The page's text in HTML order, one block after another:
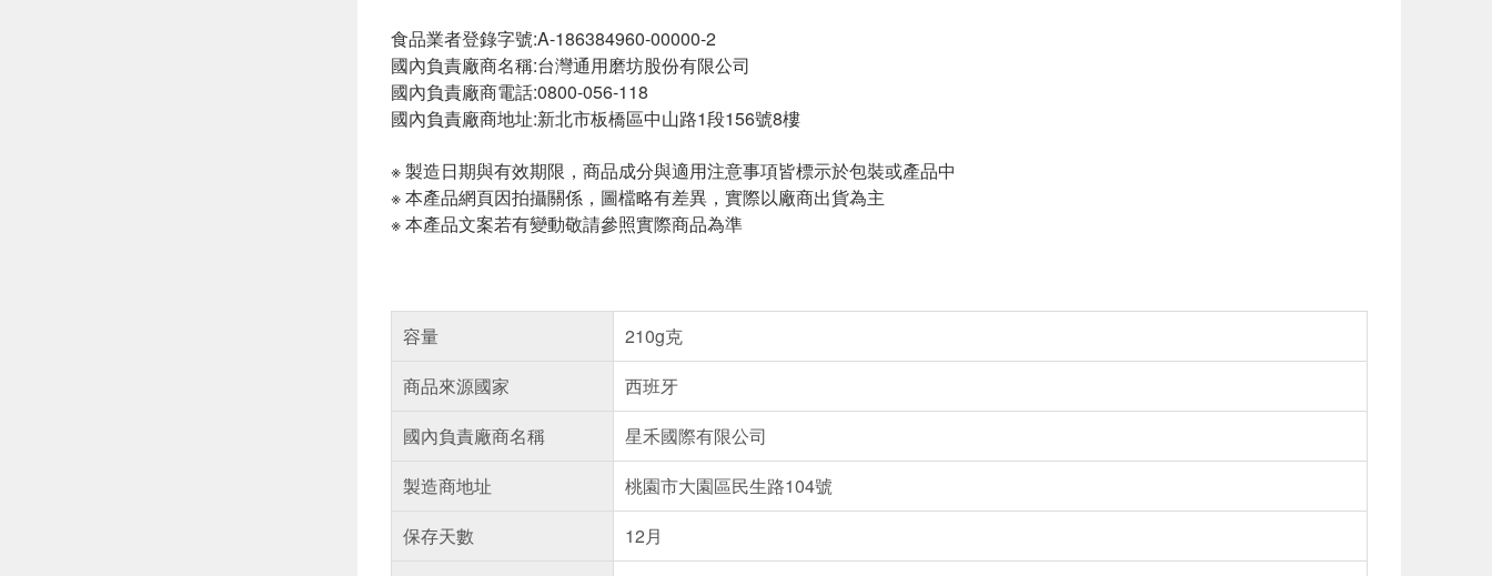
食品業者登錄字號:A-186384960-00000-2
國內負責廠商名稱:台灣通用磨坊股份有限公司
國內負責廠商電話:0800-056-118
國內負責廠商地址:新北市板橋區中山路1段156號8樓
※ 製造日期與有效期限，商品成分與適用注意事項皆標示於包裝或產品中
※ 本產品網頁因拍攝關係，圖檔略有差異，實際以廠商出貨為主
※ 本產品文案若有變動敬請參照實際商品為準
容量
210g克
商品來源國家
西班牙
國內負責廠商名稱
星禾國際有限公司
製造商地址
桃園市大園區民生路104號
保存天數
12月